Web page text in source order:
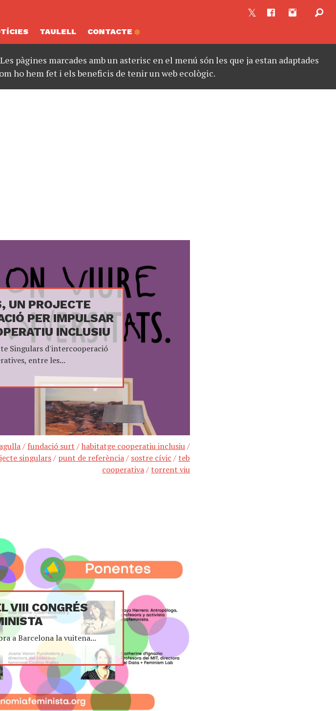
TAULELL CONTACTE
pàgines marcades amb un asterisc en el menú són les que ja estan adaptades
ho hem fet i els beneficis de tenir un web ecològic.
UN PROJECTE
PER IMPULSAR
INCLUSIU
Singulars d'intercooperació
entre les...
/ fundació surt /habitatge cooperatiu inclusiu/
singulars/ punt de referència/ sostre cívic /teb
cooperativa/torrent viu
VIII CONGRÉS
a Barcelona la vuitena...